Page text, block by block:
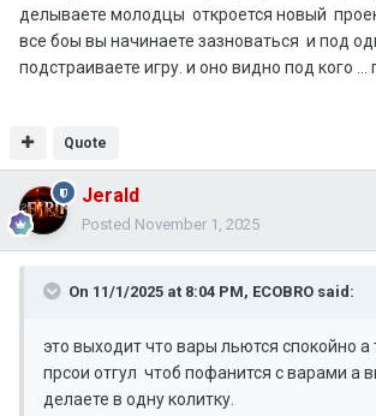
делываете молодцы откроется новый
все боы вы начинаете зазноваться и под
подстраиваете игру. и оно видно под кого ...
Quote
Jerald
Posted November 1, 2025
On 11/1/2025 at 8:04 PM, ECOBRO said:
это выходит что вары льются спокойно а
прсои отгул чтоб пофанится с варами а
делаете в одну колитку.